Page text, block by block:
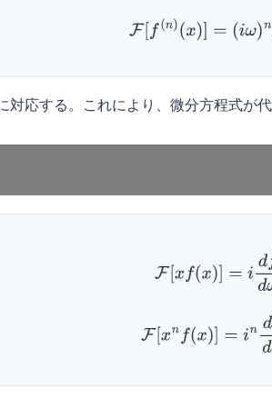
F[f(n)(x) =(i ω)nf^(
対応する。これにより、微分方程式が
F[ x ] = dω
[ x = d